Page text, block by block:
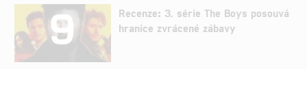
9
Recenze: 3. série The Boys posouvá
hranice zvrácené zábavy